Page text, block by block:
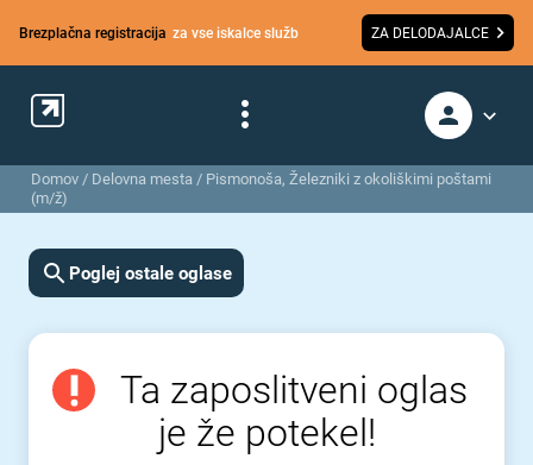
Brezplačna registracija za vse iskalce služb ZA DELODAJALCE
Domov / Delovna mesta / Pismonoša, Železniki z okoliškimi poštami
(m/ž)
Poglej ostale oglase
Ta zaposlitveni oglas
je že potekel!